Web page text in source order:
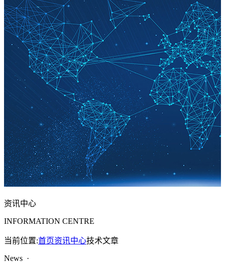
资讯中心
INFORMATION CENTRE
当前位置:首页资讯中心技术文章
News ·